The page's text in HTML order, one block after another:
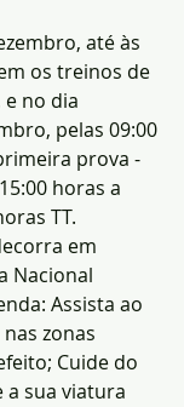
até às
os treinos de
no dia
pelas 09:00
prova -
horas a
TT.
em
Nacional
Assista ao
zonas
Cuide do
a sua viatura